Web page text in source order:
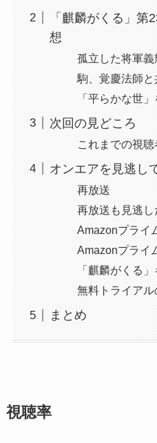
「麒麟がくる」第
想
孤立した将軍義
駒、覚慶法師と
「平らかな世
次回の見どころ
これまでの視
オンエアを見逃し
再放送
再放送も見逃
Amazonプライ
Amazonプライ
「麒麟がくる
無料トライアル
まとめ
視聴率